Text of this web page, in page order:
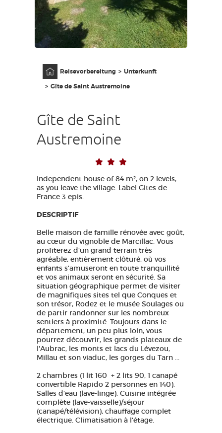
DE
Reisevorbereitung
Unterkunft
Gîte de Saint Austremoine
Gîte de Saint
Austremoine
Independent house of 84 m², on 2 levels,
as you leave the village. Label Gites de
France 3 epis.
DESCRIPTIF
Belle maison de famille rénovée avec goût,
au cœur du vignoble de Marcillac. Vous
profiterez d'un grand terrain très
agréable, entièrement clôturé, où vos
enfants s'amuseront en toute tranquillité
et vos animaux seront en sécurité. Sa
situation géographique permet de visiter
de magnifiques sites tel que Conques et
son trésor, Rodez et le musée Soulages ou
de partir randonner sur les nombreux
sentiers à proximité. Toujours dans le
département, un peu plus loin, vous
pourrez découvrir, les grands plateaux de
l'Aubrac, les monts et lacs du Lévezou,
Millau et son viaduc, les gorges du Tarn ...
2 chambres (1 lit 160 + 2 lits 90, 1 canapé
convertible Rapido 2 personnes en 140).
Salles d'eau (lave-linge). Cuisine intégrée
complète (lave-vaisselle)/séjour
(canapé/télévision), chauffage complet
électrique. Climatisation à l'étage.